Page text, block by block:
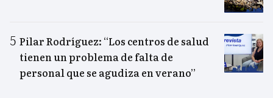
Pilar Rodríguez: “Los centros de salud
tienen un problema de falta de
personal que se agudiza en verano”